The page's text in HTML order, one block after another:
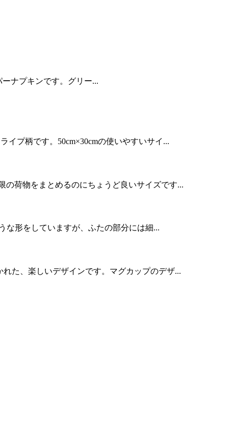
ナプキンです。グリー...
プ柄です。50cm×30cmの使いやすいサイ...
の荷物をまとめるのにちょうど良いサイズです...
な形をしていますが、ふたの部分には細...
た、楽しいデザインです。マグカップのデザ...